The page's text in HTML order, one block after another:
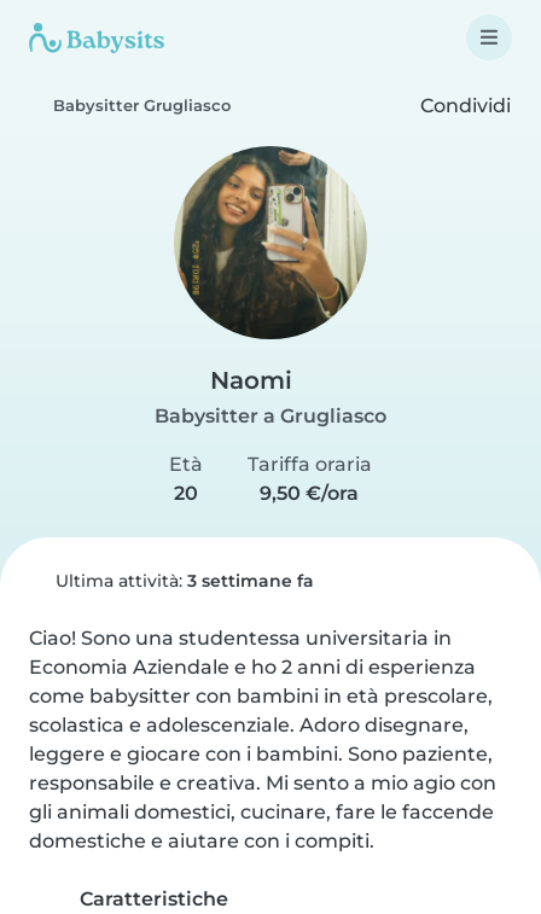
Babysitter Grugliasco Condividi
Naomi
Babysitter a Grugliasco
Età
20
Tariffa oraria
9,50 €/ora
Ultima attività: 3 settimane fa
Ciao! Sono una studentessa universitaria in
Economia Aziendale e ho 2 anni di esperienza
come babysitter con bambini in età prescolare,
scolastica e adolescenziale. Adoro disegnare,
leggere e giocare con i bambini. Sono paziente,
responsabile e creativa. Mi sento a mio agio con
gli animali domestici, cucinare, fare le faccende
domestiche e aiutare con i compiti.
Caratteristiche